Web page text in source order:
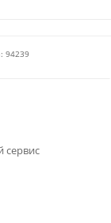
94239
сервис